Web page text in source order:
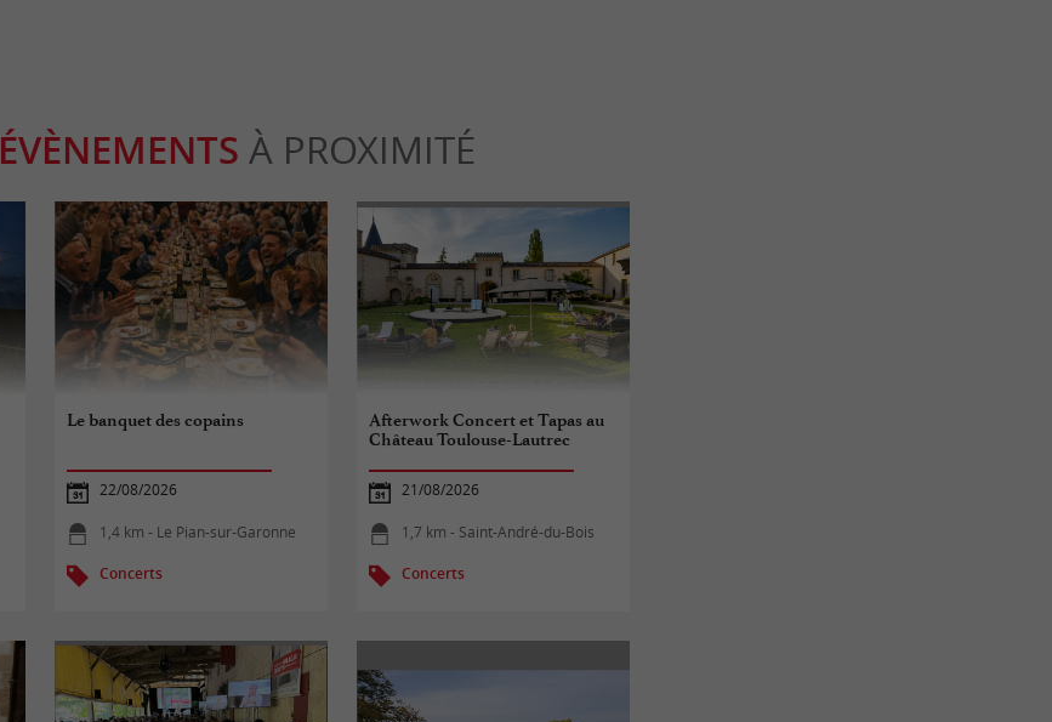
ÉVÈNEMENTS À PROXIMITÉ
Le banquet des copains
22/08/2026
1,4 km - Le Pian-sur-Garonne
Concerts
Afterwork Concert et Tapas au
Château Toulouse-Lautrec
21/08/2026
1,7 km - Saint-André-du-Bois
Concerts